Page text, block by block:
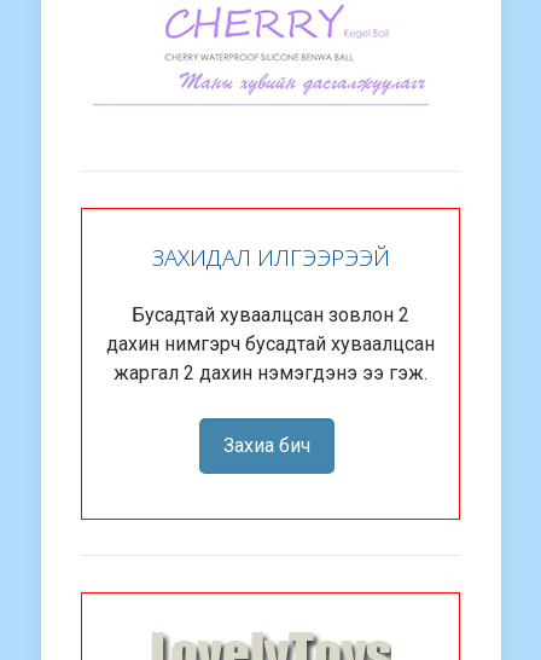
ЗАХИДАЛ ИЛГЭЭРЭЭЙ
Бусадтай хуваалцсан зовлон 2
дахин нимгэрч бусадтай хуваалцсан
жаргал 2 дахин нэмэгдэнэ ээ гэж.
Захиа бич